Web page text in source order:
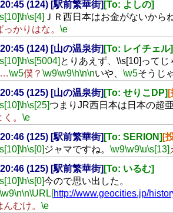
(124) [駅前繁華街] [To: よしの]
\h\s[4] ＪＲ西日本はお金がないから
っかりはな。 \e
(124) [山の温泉街] [To: レイチェル]
\h\s[5004] とりあえず、\\s[10]ってじ
\w5僕？ \w9\w9\h\n\nいや、 \w5そうじ
(125) [山の温泉街] [To: せりこDP]
\h\s[25]つまりJR西日本は日本の超
。 \e
(125) [駅前繁華街] [To: SERION] [
\h\s[0] ジャマですね。 \w9\w9\u\s[13]
(125) [駅前繁華街] [To: いるむ]
\h\s[0]今ので思い出した。
\n\n\URL[http://www.geocities.jp/
むけ。 \e